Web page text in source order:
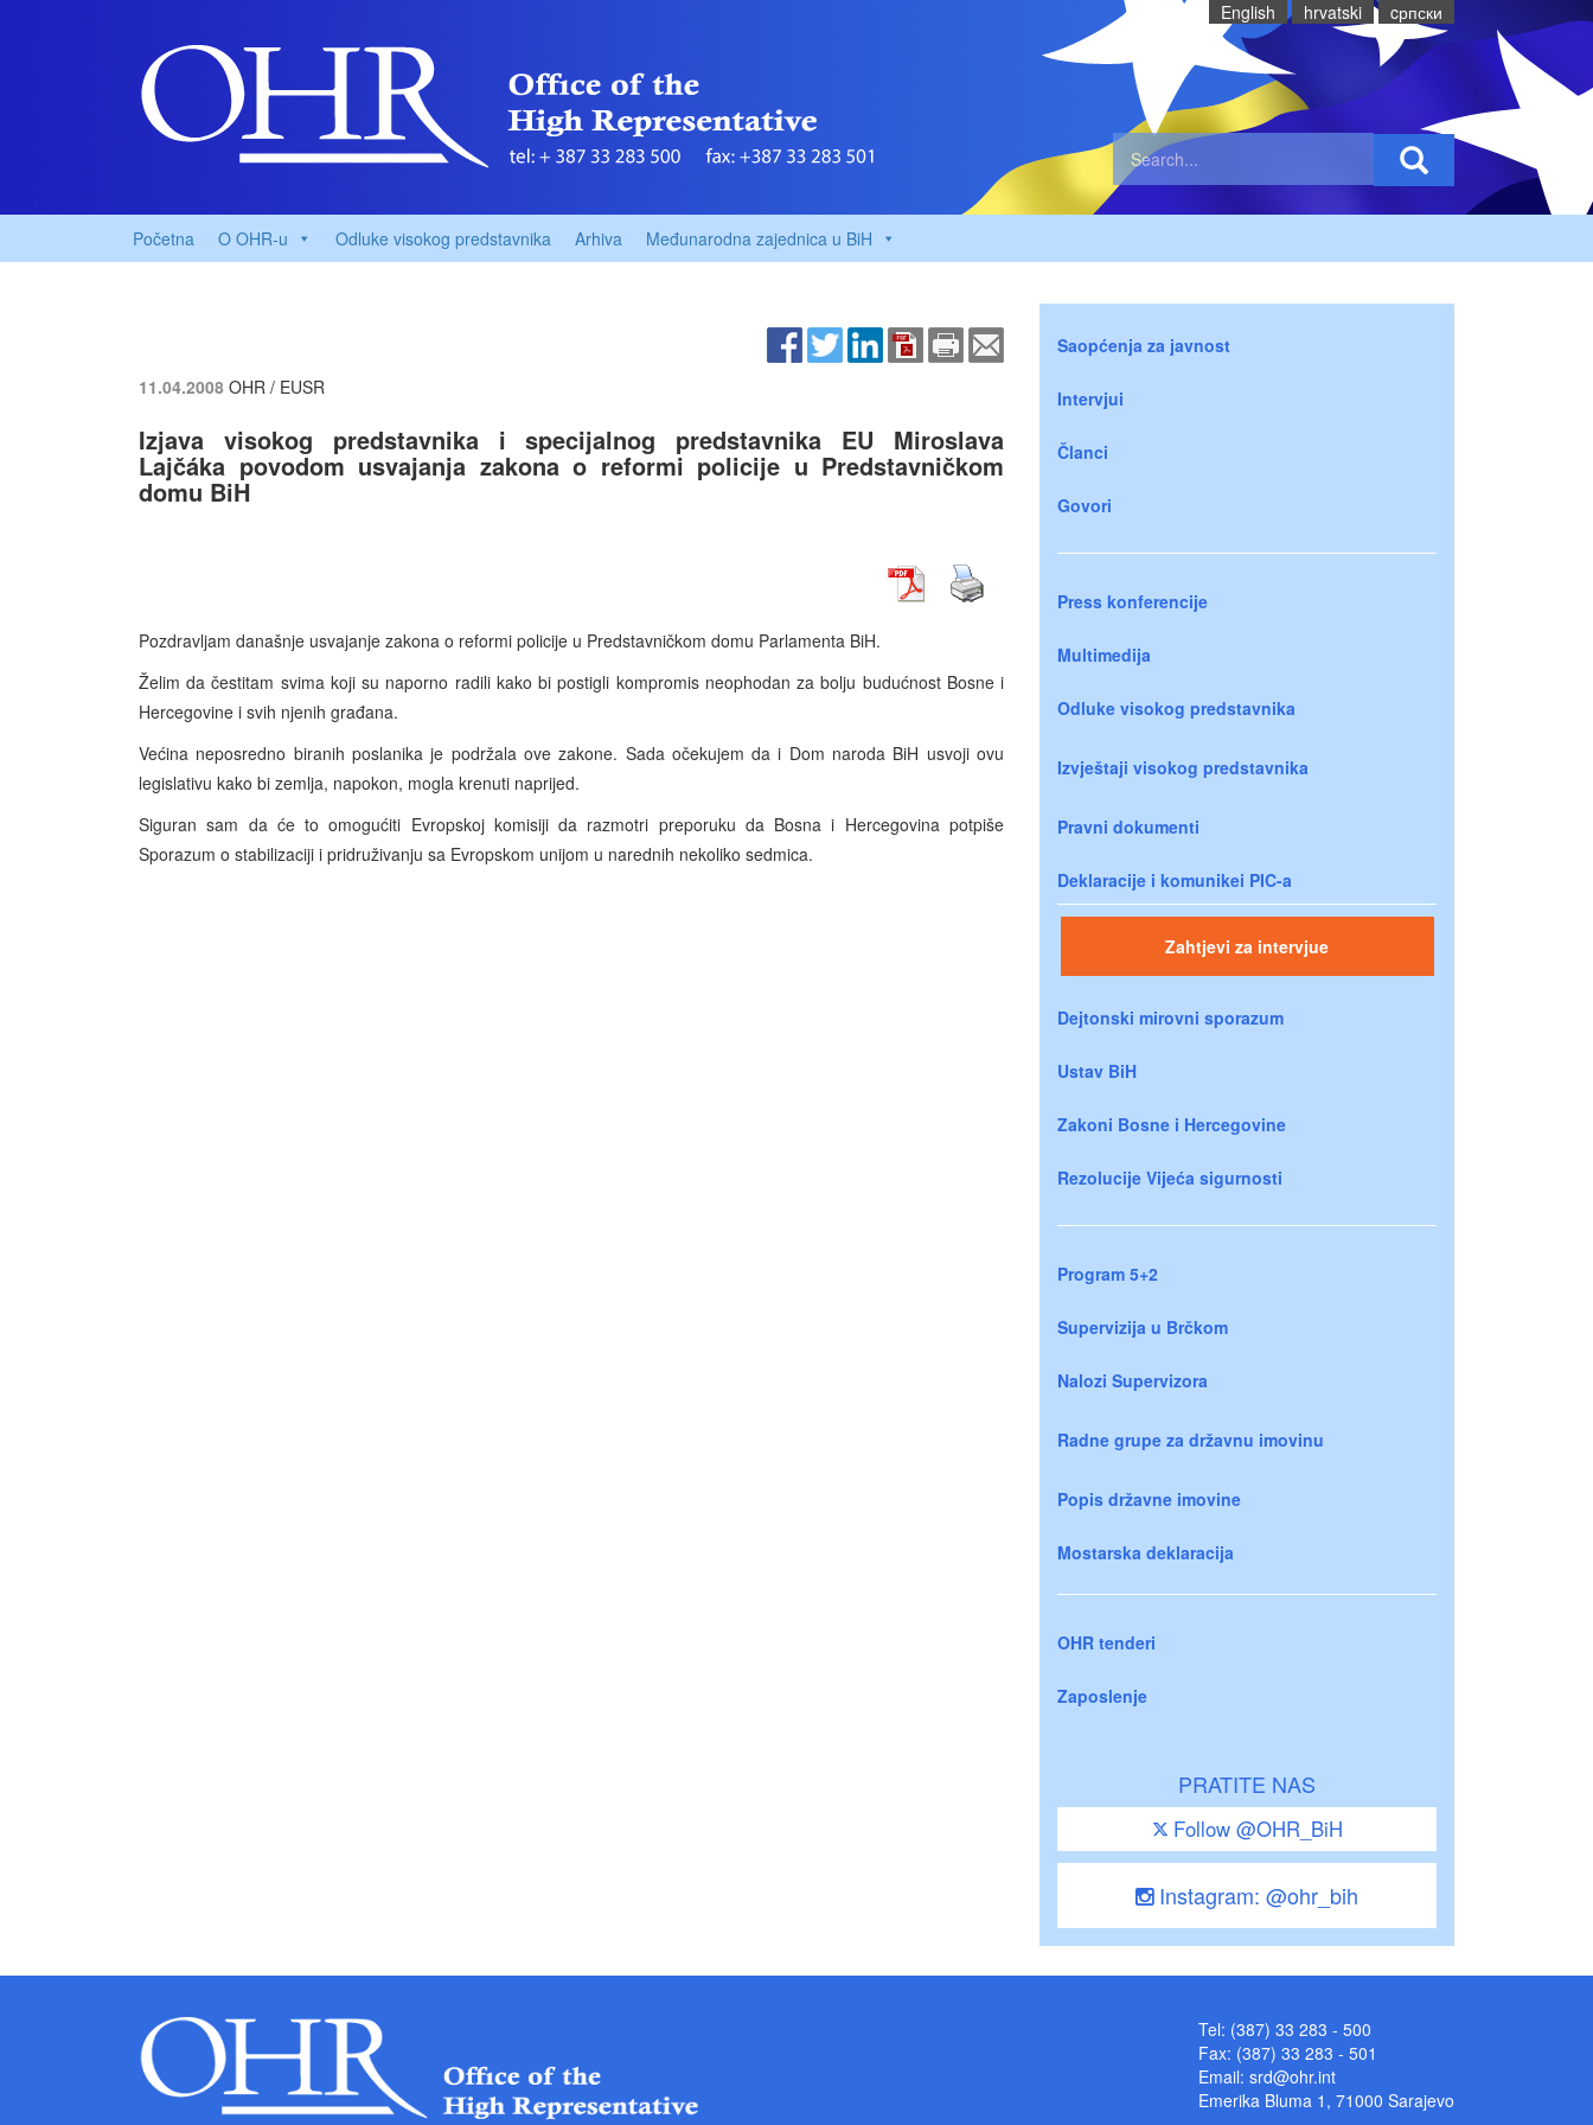
English hrvatski cрпски
Početna O OHR-u Odluke visokog predstavnika Arhiva Međunarodna zajednica u BiH
11.04.2008 OHR / EUSR
Izjava visokog predstavnika i specijalnog predstavnika EU Miroslava
Lajčáka povodom usvajanja zakona o reformi policije u Predstavničkom
domu BiH
Pozdravljam današnje usvajanje zakona o reformi policije u Predstavničkom domu Parlamenta BiH.
Želim da čestitam svima koji su naporno radili kako bi postigli kompromis neophodan za bolju budućnost Bosne i
Hercegovine i svih njenih građana.
Većina neposredno biranih poslanika je podržala ove zakone. Sada očekujem da i Dom naroda BiH usvoji ovu
legislativu kako bi zemlja, napokon, mogla krenuti naprijed.
Siguran sam da će to omogućiti Evropskoj komisiji da razmotri preporuku da Bosna i Hercegovina potpiše
Sporazum o stabilizaciji i pridruživanju sa Evropskom unijom u narednih nekoliko sedmica.
Saopćenja za javnost
Intervjui
Članci
Govori
Press konferencije
Multimedija
Odluke visokog predstavnika
Izvještaji visokog predstavnika
Pravni dokumenti
Deklaracije i komunikei PIC-a
Zahtjevi za intervjue
Dejtonski mirovni sporazum
Ustav BiH
Zakoni Bosne i Hercegovine
Rezolucije Vijeća sigurnosti
Program 5+2
Supervizija u Brčkom
Nalozi Supervizora
Radne grupe za državnu imovinu
Popis državne imovine
Mostarska deklaracija
OHR tenderi
Zaposlenje
PRATITE NAS
Follow @OHR_BiH
Instagram: @ohr_bih
Tel: (387) 33 283 - 500
Fax: (387) 33 283 - 501
Email: srd@ohr.int
Emerika Bluma 1, 71000 Sarajevo